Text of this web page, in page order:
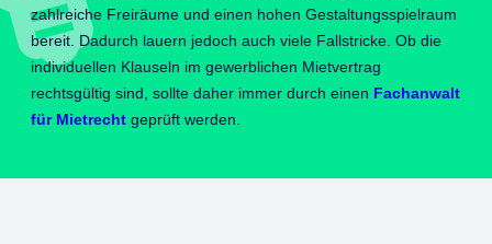
zahlreiche Freiräume und einen hohen Gestaltungsspielraum
bereit. Dadurch lauern jedoch auch viele Fallstricke. Ob die
individuellen Klauseln im gewerblichen Mietvertrag
rechtsgültig sind, sollte daher immer durch einen Fachanwalt
für Mietrecht geprüft werden.